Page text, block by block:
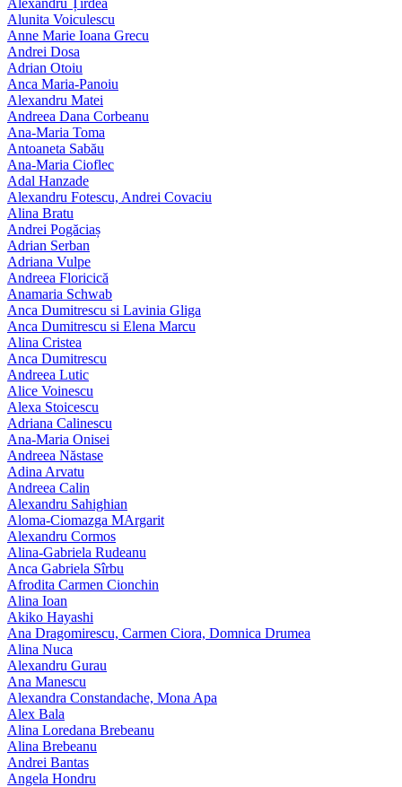
Alunita Voiculescu
Anne Marie Ioana Grecu
Andrei Dosa
Adrian Otoiu
Anca Maria-Panoiu
Alexandru Matei
Andreea Dana Corbeanu
Ana-Maria Toma
Antoaneta Sabău
Ana-Maria Cioflec
Adal Hanzade
Alexandru Fotescu, Andrei Covaciu
Alina Bratu
Andrei Pogăciaș
Adrian Serban
Adriana Vulpe
Andreea Floricică
Anamaria Schwab
Anca Dumitrescu si Lavinia Gliga
Anca Dumitrescu si Elena Marcu
Alina Cristea
Anca Dumitrescu
Andreea Lutic
Alice Voinescu
Alexa Stoicescu
Adriana Calinescu
Ana-Maria Onisei
Andreea Năstase
Adina Arvatu
Andreea Calin
Alexandru Sahighian
Aloma-Ciomazga MArgarit
Alexandru Cormos
Alina-Gabriela Rudeanu
Anca Gabriela Sîrbu
Afrodita Carmen Cionchin
Alina Ioan
Akiko Hayashi
Ana Dragomirescu, Carmen Ciora, Domnica Drumea
Alina Nuca
Alexandru Gurau
Ana Manescu
Alexandra Constandache, Mona Apa
Alex Bala
Alina Loredana Brebeanu
Alina Brebeanu
Andrei Bantas
Angela Hondru